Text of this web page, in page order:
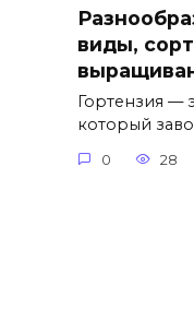
виды,
Гортензия —
который
0 28